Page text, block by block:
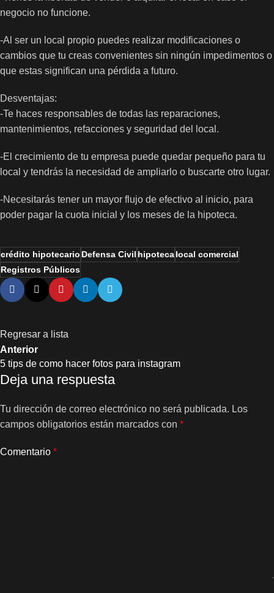
negocio no funcione.
-Al ser un local propio puedes realizar modificaciones o
cambios que tu creas convenientes sin ningún impedimentos o
que estas significan una pérdida a futuro.
Desventajas:
-Te haces responsables de todas las reparaciones,
mantenimientos, refacciones y seguridad del local.
-El crecimiento de tu empresa puede quedar pequeño para tu
local y tendrás la necesidad de ampliarlo o buscarte otro lugar.
-Necesitarás tener un mayor flujo de efectivo al inicio, para
poder pagar la cuota inicial y los meses de la hipoteca.
crédito hipotecarioDefensa Civilhipotecalocal comercial
Registros Públicos
Regresar a lista
Anterior
5 tips de como hacer fotos para instagram
Deja una respuesta
Tu dirección de correo electrónico no será publicada. Los
campos obligatorios están marcados con *
Comentario *